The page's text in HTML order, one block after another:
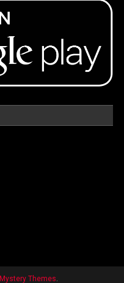
Mystery Themes.